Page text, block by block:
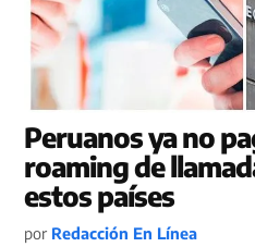
Peruanos ya no
roaming de
estos países
por Redacción En Línea